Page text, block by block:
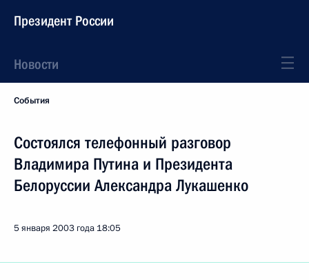
Президент России
Новости
События
Состоялся телефонный разговор
Владимира Путина и Президента
Белоруссии Александра Лукашенко
5 января 2003 года 18:05